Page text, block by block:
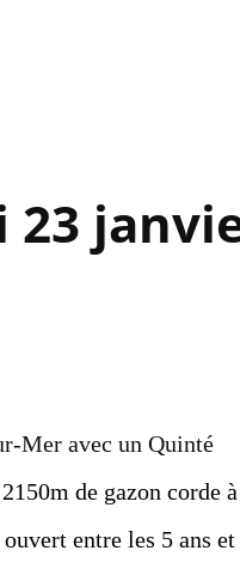
23
Mer avec un Quinté
de gazon corde à
entre les 5 ans et